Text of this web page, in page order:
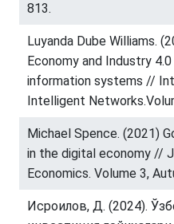
813.
Luyanda Dube Williams.
Economy and Industry
information systems //
Intelligent
Michael Spence. (2021)
in the digital economy //
Economics. Volume 3,
Исроилов, Д. (2024).